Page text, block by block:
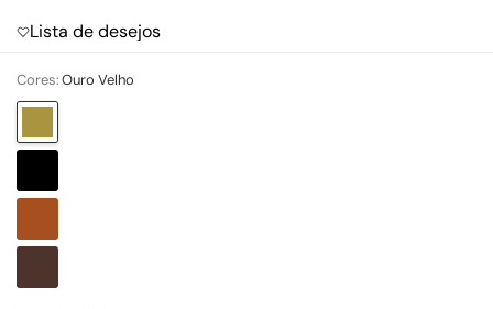
Lista de desejos
Cores:Ouro Velho
Ouro
Velho